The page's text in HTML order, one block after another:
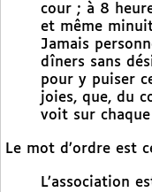
cour ; à 8
et même
Jamais
dîners sans
pour y puiser
joies, que, du
voit sur chaque
Le mot d’ordre est
L’association